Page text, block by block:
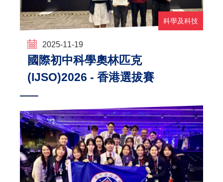
科學及科技
2025-11-19
國際初中科學奧林匹克
(IJSO)2026 - 香港選拔賽